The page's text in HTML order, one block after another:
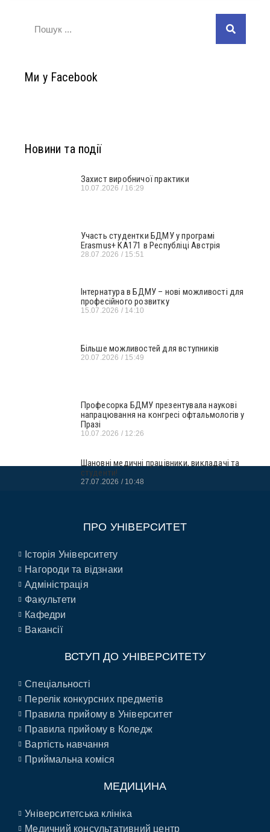
Ми у Facebook
Новини та події
Захист виробничої практики
10.07.2026 16:29
Участь студентки БДМУ у програмі
Erasmus+ KA171 в Республіці Австрія
28.07.2026 15:51
Інтернатура в БДМУ – нові можливості для
професійного розвитку
15.07.2026 14:10
Більше можливостей для вступників
20.07.2026 15:49
Професорка БДМУ презентувала наукові
напрацювання на конгресі офтальмологів у
Празі
10.07.2026 12:26
Шановні медичні працівники, викладачі та
студенти!
27.07.2026 10:48
ПРО УНІВЕРСИТЕТ
Історія Університету
Нагороди та відзнаки
Адміністрація
Факультети
Кафедри
Вакансії
ВСТУП ДО УНІВЕРСИТЕТУ
Спеціальності
Перелік конкурсних предметів
Правила прийому в Університет
Правила прийому в Коледж
Вартість навчання
Приймальна коміся
МЕДИЦИНА
Університетська клініка
Медичний консультативний центр